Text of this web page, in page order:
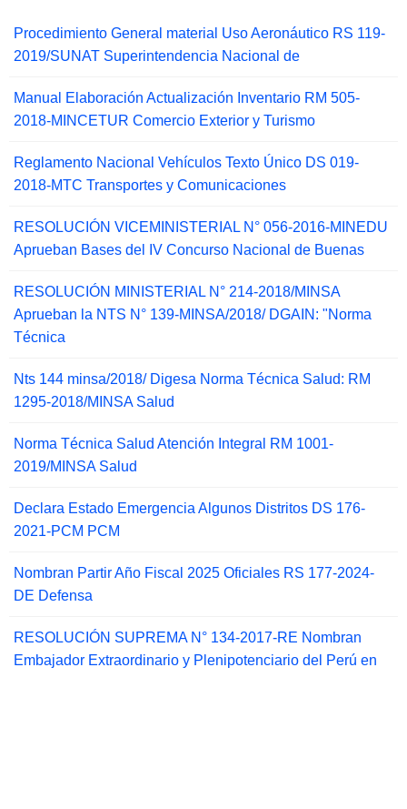
Procedimiento General material Uso Aeronáutico RS 119-
2019/SUNAT Superintendencia Nacional de
Manual Elaboración Actualización Inventario RM 505-
2018-MINCETUR Comercio Exterior y Turismo
Reglamento Nacional Vehículos Texto Único DS 019-
2018-MTC Transportes y Comunicaciones
RESOLUCIÓN VICEMINISTERIAL N° 056-2016-MINEDU
Aprueban Bases del IV Concurso Nacional de Buenas
RESOLUCIÓN MINISTERIAL N° 214-2018/MINSA
Aprueban la NTS N° 139-MINSA/2018/ DGAIN: "Norma
Técnica
Nts 144 minsa/2018/ Digesa Norma Técnica Salud: RM
1295-2018/MINSA Salud
Norma Técnica Salud Atención Integral RM 1001-
2019/MINSA Salud
Declara Estado Emergencia Algunos Distritos DS 176-
2021-PCM PCM
Nombran Partir Año Fiscal 2025 Oficiales RS 177-2024-
DE Defensa
RESOLUCIÓN SUPREMA N° 134-2017-RE Nombran
Embajador Extraordinario y Plenipotenciario del Perú en